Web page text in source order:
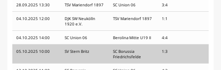
28.09.2025 13:30 TSV Mariendorf 1897 SC Union 06 3:4
04.10.2025 12:00
DJK SW Neukölln
1920 e.V.
TSV Mariendorf 1897 1:1
04.10.2025 14:00 SC Union 06 Berolina Mitte U19 II 4:4
05.10.2025 10:00 SV Stern Britz
SC Borussia
Friedrichsfelde
1:3